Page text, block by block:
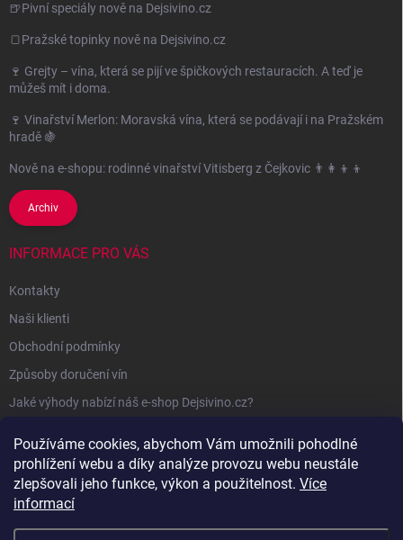
Používáme cookies, abychom Vám umožnili pohodlné
prohlížení webu a díky analýze provozu webu neustále
zlepšovali jeho funkce, výkon a použitelnost. Více
informací
🍺Pivní speciály nově na Dejsivino.cz
🍞Pražské topinky nově na Dejsivino.cz
🍷 Grejty – vína, která se pijí ve špičkových restauracích. A teď je
můžeš mít i doma.
🍷 Vinařství Merlon: Moravská vína, která se podávají i na Pražském
hradě 🍇
Nově na e-shopu: rodinné vinařství Vitisberg z Čejkovic 👨‍👩‍👦‍👦
Archiv
INFORMACE PRO VÁS
Kontakty
Naši klienti
Obchodní podmínky
Způsoby doručení vín
Jaké výhody nabízí náš e-shop Dejsivino.cz?